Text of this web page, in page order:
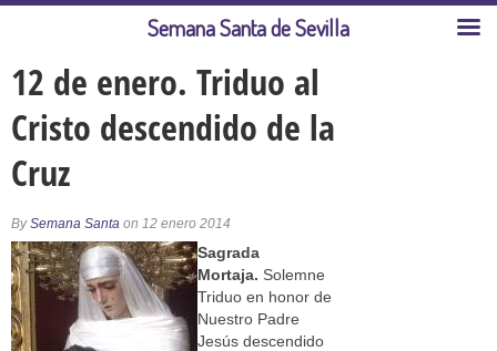
12 de enero. Triduo al
Cristo descendido de la
Cruz
BySemana Santa on 12 enero 2014
Sagrada
Mortaja. Solemne
Triduo en honor de
Nuestro Padre
Jesús descendido
Semana Santa de Sevilla